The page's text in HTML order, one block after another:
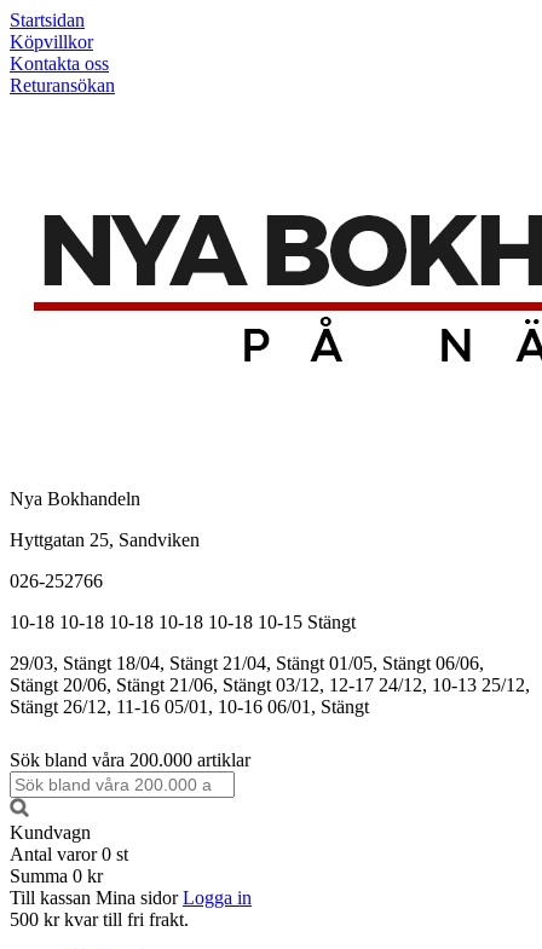
Startsidan
Köpvillkor
Kontakta oss
Returansökan
Nya Bokhandeln
Hyttgatan 25, Sandviken
026-252766
10-18 10-18 10-18 10-18 10-18 10-15 Stängt
29/03, Stängt 18/04, Stängt 21/04, Stängt 01/05, Stängt 06/06,
Stängt 20/06, Stängt 21/06, Stängt 03/12, 12-17 24/12, 10-13 25/12,
Stängt 26/12, 11-16 05/01, 10-16 06/01, Stängt
Sök bland våra 200.000 artiklar
Kundvagn
Antal varor 0 st
Summa 0 kr
Till kassan Mina sidor Logga in
500 kr kvar till fri frakt.